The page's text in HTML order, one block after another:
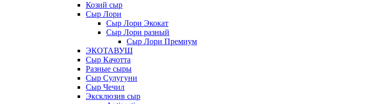
Козий сыр
Сыр Лори
Сыр Лори Экокат
Сыр Лори разный
Сыр Лори Премиум
ЭКОТАВУШ
Сыр Качотта
Разные сыры
Сыр Сулугуни
Сыр Чечил
Эксклюзив сыр